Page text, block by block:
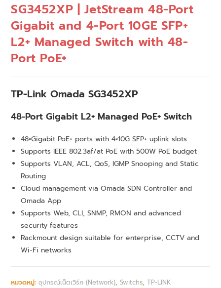
SG3452XP | JetStream 48-Port
Gigabit and 4-Port 10GE SFP+
L2+ Managed Switch with 48-
Port PoE+
TP-Link Omada SG3452XP
48-Port Gigabit L2+ Managed PoE+ Switch
48×Gigabit PoE+ ports with 4×10G SFP+ uplink slots
Supports IEEE 802.3af/at PoE with 500W PoE budget
Supports VLAN, ACL, QoS, IGMP Snooping and Static
Routing
Cloud management via Omada SDN Controller and
Omada App
Supports Web, CLI, SNMP, RMON and advanced
security features
Rackmount design suitable for enterprise, CCTV and
Wi-Fi networks
หมวดหมู่:อุปกรณ์เน็ตเวิร์ค (Network),Switchs,TP-LINK